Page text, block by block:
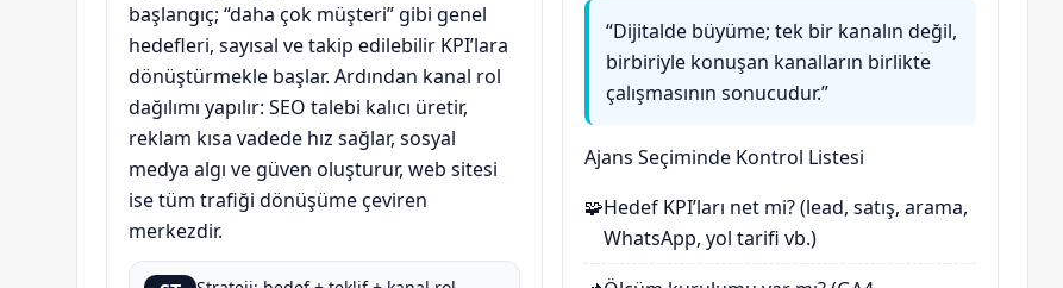
başlangıç; “daha çok müşteri” gibi genel
hedefleri, sayısal ve takip edilebilir KPI’lara
dönüştürmekle başlar. Ardından kanal rol
dağılımı yapılır: SEO talebi kalıcı üretir,
reklam kısa vadede hız sağlar, sosyal
medya algı ve güven oluşturur, web sitesi
ise tüm trafiği dönüşüme çeviren
merkezdir.
“Dijitalde büyüme; tek bir kanalın değil,
birbiriyle konuşan kanalların birlikte
çalışmasının sonucudur.”
Ajans Seçiminde Kontrol Listesi
🧩Hedef KPI’ları net mi? (lead, satış, arama,
WhatsApp, yol tarifi vb.)